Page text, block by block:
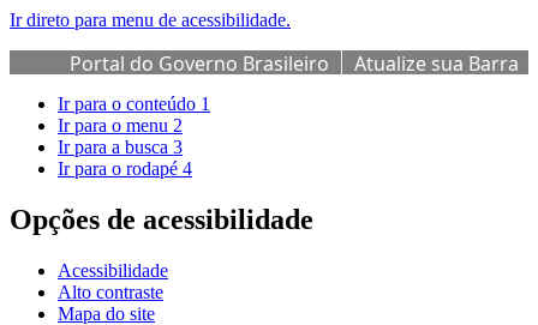
Ir direto para menu de acessibilidade.
Portal do Governo Brasileiro
Atualize sua Barra
de Governo
Ir para o conteúdo 1
Ir para o menu 2
Ir para a busca 3
Ir para o rodapé 4
Opções de acessibilidade
Acessibilidade
Alto contraste
Mapa do site